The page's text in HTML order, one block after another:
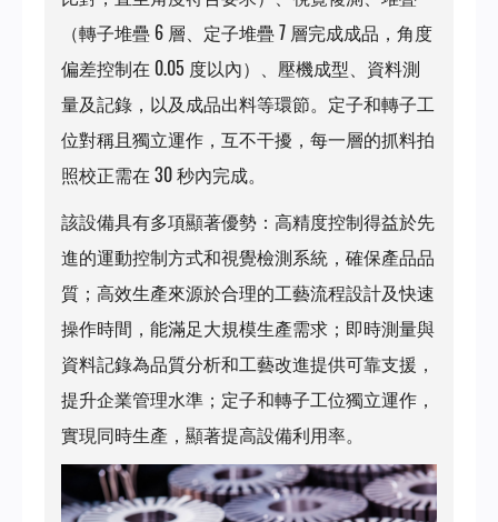
（轉子堆疊 6 層、定子堆疊 7 層完成成品，角度
偏差控制在 0.05 度以內）、壓機成型、資料測
量及記錄，以及成品出料等環節。定子和轉子工
位對稱且獨立運作，互不干擾，每一層的抓料拍
照校正需在 30 秒內完成。
該設備具有多項顯著優勢：高精度控制得益於先
進的運動控制方式和視覺檢測系統，確保產品品
質；高效生產來源於合理的工藝流程設計及快速
操作時間，能滿足大規模生產需求；即時測量與
資料記錄為品質分析和工藝改進提供可靠支援，
提升企業管理水準；定子和轉子工位獨立運作，
實現同時生產，顯著提高設備利用率。